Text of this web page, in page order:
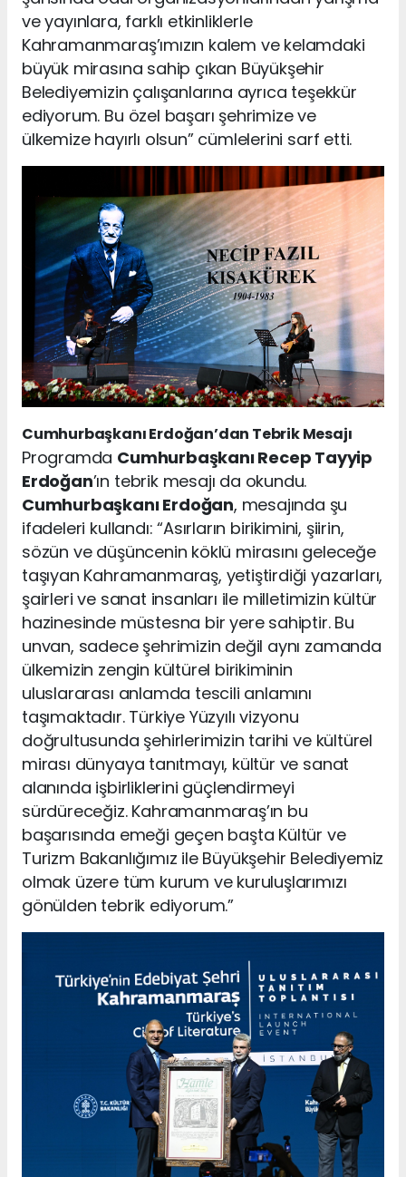
ve yayınlara, farklı etkinliklerle
Kahramanmaraş’ımızın kalem ve kelamdaki
büyük mirasına sahip çıkan Büyükşehir
Belediyemizin çalışanlarına ayrıca teşekkür
ediyorum. Bu özel başarı şehrimize ve
ülkemize hayırlı olsun” cümlelerini sarf etti.
Cumhurbaşkanı Erdoğan’dan Tebrik Mesajı
Programda Cumhurbaşkanı Recep Tayyip
Erdoğan’ın tebrik mesajı da okundu.
Cumhurbaşkanı Erdoğan, mesajında şu
ifadeleri kullandı: “Asırların birikimini, şiirin,
sözün ve düşüncenin köklü mirasını geleceğe
taşıyan Kahramanmaraş, yetiştirdiği yazarları,
şairleri ve sanat insanları ile milletimizin kültür
hazinesinde müstesna bir yere sahiptir. Bu
unvan, sadece şehrimizin değil aynı zamanda
ülkemizin zengin kültürel birikiminin
uluslararası anlamda tescili anlamını
taşımaktadır. Türkiye Yüzyılı vizyonu
doğrultusunda şehirlerimizin tarihi ve kültürel
mirası dünyaya tanıtmayı, kültür ve sanat
alanında işbirliklerini güçlendirmeyi
sürdüreceğiz. Kahramanmaraş’ın bu
başarısında emeği geçen başta Kültür ve
Turizm Bakanlığımız ile Büyükşehir Belediyemiz
olmak üzere tüm kurum ve kuruluşlarımızı
gönülden tebrik ediyorum.”